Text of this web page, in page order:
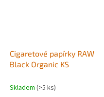
Cigaretové papírky RAW
Black Organic KS
Skladem (>5 ks)